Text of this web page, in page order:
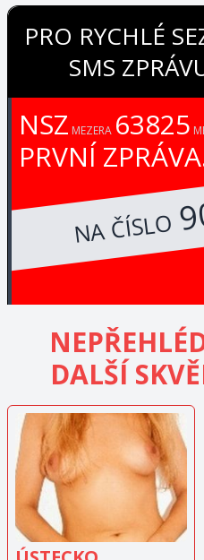
PRO RYCHLÉ
SMS
NSZ MEZERA 63825
PRVNÍ
NA ČÍSLO
DALŠÍ
ZOBRAZIT
INZERÁT